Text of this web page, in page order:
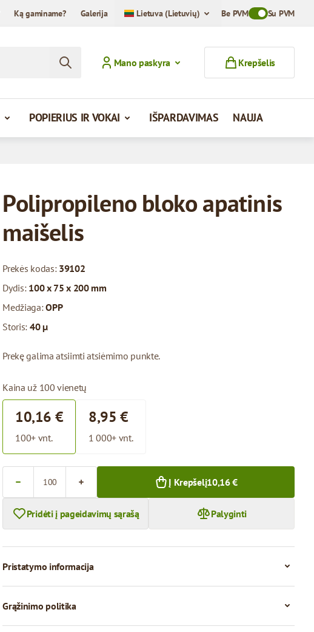
Ką gaminame? Galerija Lietuva (Lietuvių) Be PVMToggle VAT
Su PVM
Mano paskyra Krepšelis
POPIERIUS IR VOKAI IŠPARDAVIMAS NAUJA
Polipropileno bloko apatinis
maišelis
Prekės kodas: 39102
Dydis: 100 x 75 x 200 mm
Medžiaga:OPP
Storis: 40 µ
Prekę galima atsiimti atsiėmimo punkte.
Kaina už 100 vienetų
10,16 €
100+ vnt.
8,95 €
1 000+ vnt.
Į Krepšelį10,16 €
Pridėti į pageidavimų sąrašą Palyginti
Pristatymo informacija
Grąžinimo politika